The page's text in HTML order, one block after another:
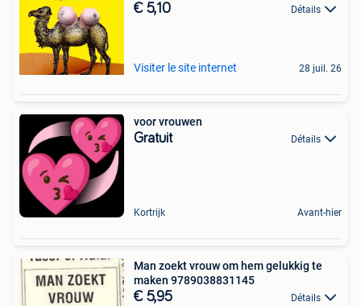
€ 5,10 Détails
Visiter le site internet 28 juil. 26
voor vrouwen
Gratuit Détails
Kortrijk Avant-hier
Man zoekt vrouw om hem gelukkig te
maken 9789038831145
€ 5,95 Détails